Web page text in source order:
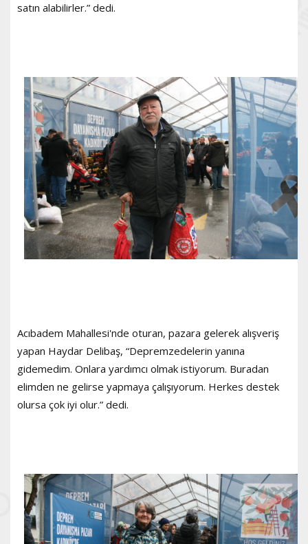
satın alabilirler.” dedi.
Acıbadem Mahallesi'nde oturan, pazara gelerek alışveriş
yapan Haydar Delibaş, “Depremzedelerin yanına
gidemedim. Onlara yardımcı olmak istiyorum. Buradan
elimden ne gelirse yapmaya çalışıyorum. Herkes destek
olursa çok iyi olur.” dedi.